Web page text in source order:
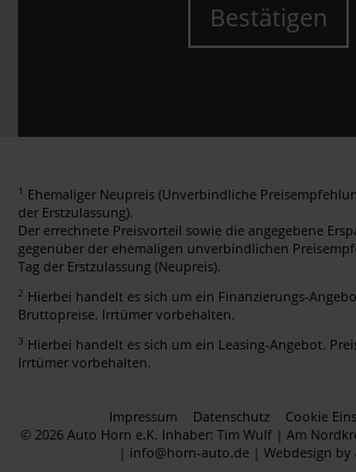
Bestätigen
1 Ehemaliger Neupreis (Unverbindliche
der Erstzulassung).
Der errechnete Preisvorteil sowie die angegebene
gegenüber der ehemaligen unverbindlichen
Tag der Erstzulassung (Neupreis).
2 Hierbei handelt es sich um ein Finanzierungs-
Bruttopreise. Irrtümer vorbehalten.
3 Hierbei handelt es sich um ein Leasing-Angebot.
Irrtümer vorbehalten.
Impressum Datenschutz
Cookie
© 2026 Auto Horn e.K. Inhaber: Tim Wulf | Am
| info@horn-auto.de | Webdesign by